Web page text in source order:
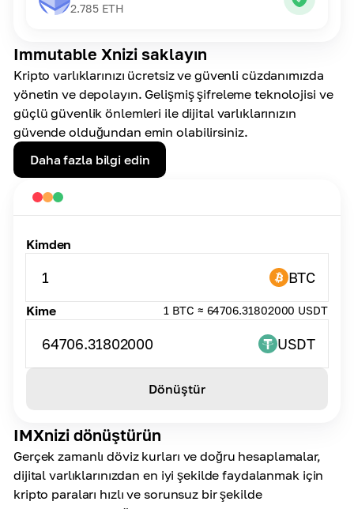
Immutable Xnizi saklayın
Kripto varlıklarınızı ücretsiz ve güvenli cüzdanımızda
yönetin ve depolayın. Gelişmiş şifreleme teknolojisi ve
güçlü güvenlik önlemleri ile dijital varlıklarınızın
güvende olduğundan emin olabilirsiniz.
Daha fazla bilgi edin
2.785 ETH
IMXnizi dönüştürün
Gerçek zamanlı döviz kurları ve doğru hesaplamalar,
dijital varlıklarınızdan en iyi şekilde faydalanmak için
kripto paraları hızlı ve sorunsuz bir şekilde
Kimden
1 BTC
Kime 1 BTC ≈ 64706.31802000 USDT
64706.31802000 USDT
Dönüştür